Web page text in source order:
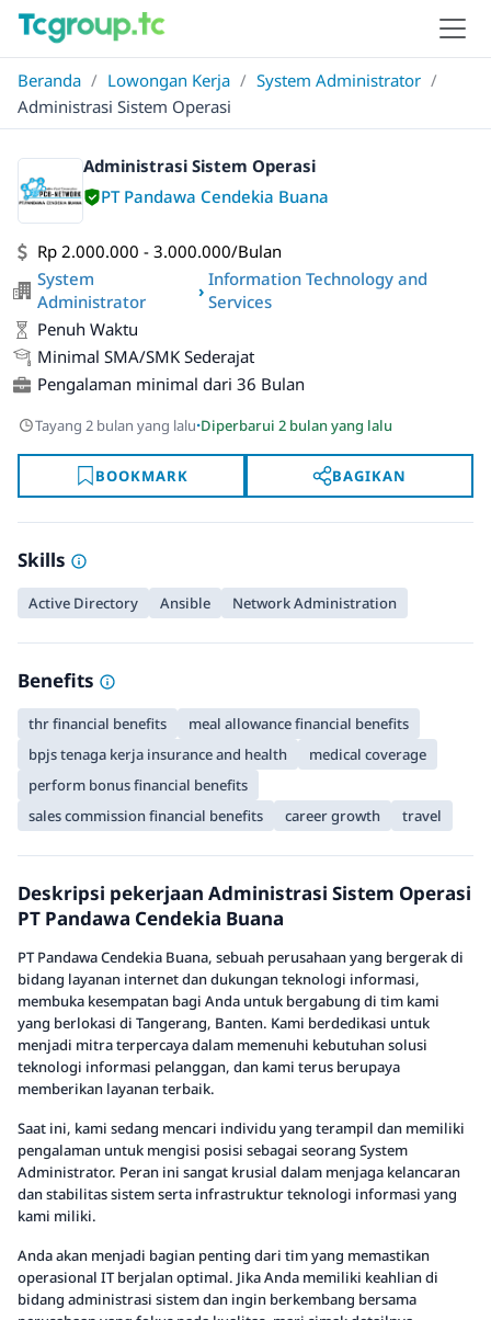
Beranda / Lowongan Kerja / System Administrator /
Administrasi Sistem Operasi
Administrasi Sistem Operasi
PT Pandawa Cendekia Buana
Rp 2.000.000 - 3.000.000/Bulan
System
Administrator
›
Information Technology and
Services
Penuh Waktu
Minimal SMA/SMK Sederajat
Pengalaman minimal dari 36 Bulan
Tayang 2 bulan yang lalu·Diperbarui 2 bulan yang lalu
BOOKMARK BAGIKAN
Skills
Active Directory Ansible Network Administration
Benefits
thr financial benefits
meal allowance financial benefits
bpjs tenaga kerja insurance and health
medical coverage
perform bonus financial benefits
sales commission financial benefits
career growth travel
Deskripsi pekerjaan Administrasi Sistem Operasi
PT Pandawa Cendekia Buana
PT Pandawa Cendekia Buana, sebuah perusahaan yang bergerak di
bidang layanan internet dan dukungan teknologi informasi,
membuka kesempatan bagi Anda untuk bergabung di tim kami
yang berlokasi di Tangerang, Banten. Kami berdedikasi untuk
menjadi mitra terpercaya dalam memenuhi kebutuhan solusi
teknologi informasi pelanggan, dan kami terus berupaya
memberikan layanan terbaik.
Saat ini, kami sedang mencari individu yang terampil dan memiliki
pengalaman untuk mengisi posisi sebagai seorang System
Administrator. Peran ini sangat krusial dalam menjaga kelancaran
dan stabilitas sistem serta infrastruktur teknologi informasi yang
kami miliki.
Anda akan menjadi bagian penting dari tim yang memastikan
operasional IT berjalan optimal. Jika Anda memiliki keahlian di
bidang administrasi sistem dan ingin berkembang bersama